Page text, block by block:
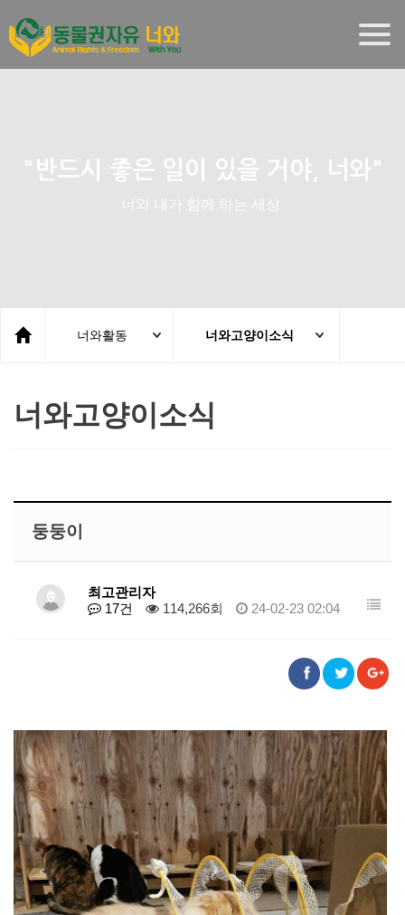
"반드시 좋은 일이 있을 거야, 너와"
너와 내가 함께 하는 세상
너와활동 너와고양이소식
너와고양이소식
둥둥이
최고관리자
17건
114,266회 24-02-23 02:04